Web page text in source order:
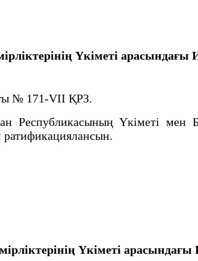
Үкіметі
№ 171-VII ҚРЗ.
Үкіметі мен
ратификациялансын.
Үкіметі